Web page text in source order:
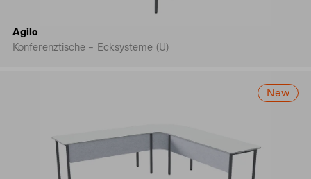
Agilo
Konferenztische – Ecksysteme (U)
New